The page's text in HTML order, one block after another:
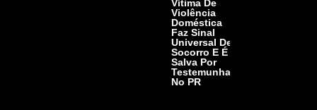
Vítima De
Violência
Doméstica
Faz Sinal
Universal De
Socorro E É
Salva Por
Testemunhas
No PR